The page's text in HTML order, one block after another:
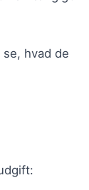
hvad de